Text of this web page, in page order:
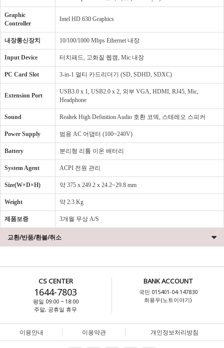
Graphic
Controller
Intel HD 630 Graphics
내장통신장치 10/100/1000 Mbps Ethernet 내장
Input Device 터치패드, 고화질 웹캠, Mic 내장
PC Card Slot 3-in-1 멀티 카드리더기 (SD, SDHD, SDXC)
Extension Port
USB3.0 x 1, USB2.0 x 2, 외부 VGA, HDMI, RJ45, Mic,
Headphone
Sound Realtek High Definition Audio 호환 코덱, 스테레오 스피커
Power Supply 범용 AC 어댑터 (100~240V)
Battery 분리형 리튬 이온 배터리
System Agent ACPI 전원 관리
Size(W×D×H) 약 375 x 249.2 x 24.2~29.8 mm
Weight 약 2.3 Kg
제품보증 3개월 무상 A/S
교환/반품/환불/취소
CS CENTER
1644-7803
평일 09:00 ~ 18:00
주말, 공휴일 휴무
BANK ACCOUNT
국민 015401-04-147830
최용우(노트이야기)
이용안내 이용약관 개인정보처리방침